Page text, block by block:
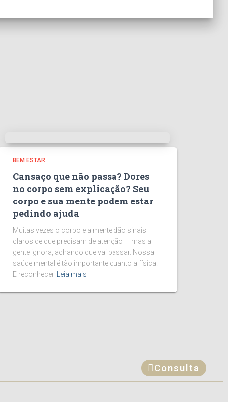
BEM ESTAR
Cansaço que não passa? Dores
no corpo sem explicação? Seu
corpo e sua mente podem estar
pedindo ajuda
Muitas vezes o corpo e a mente dão sinais
claros de que precisam de atenção — mas a
gente ignora, achando que vai passar. Nossa
saúde mental é tão importante quanto a física.
E reconhecer
Leia mais
Consulta